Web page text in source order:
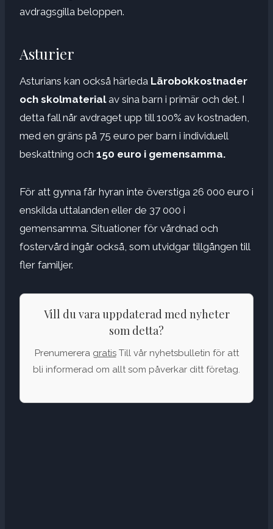
avdragsgilla beloppen.
Asturier
Asturians kan också härleda Lärobokkostnader
och skolmaterialav sina barn i primär och det. I
detta fall når avdraget upp till 100% av kostnaden,
med en gräns på 75 euro per barn i individuell
beskattning och 150 euro i gemensamma.
För att gynna får hyran inte överstiga 26 000 euro i
enskilda uttalanden eller de 37 000 i
gemensamma. Situationer för vårdnad och
fostervård ingår också, som utvidgar tillgången till
fler familjer.
Vill du vara uppdaterad med nyheter
som detta?
Prenumerera gratisTill vår nyhetsbulletin för att
bli informerad om allt som påverkar ditt företag.